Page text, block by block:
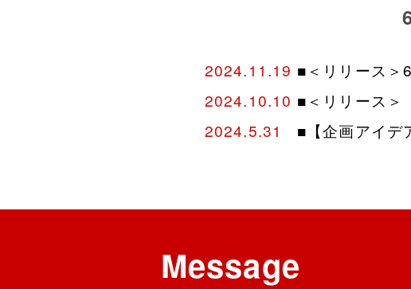
2024.11.19 ■＜リリース＞
2024.10.10 ■＜リリース＞
2024.5.31
■【企画アイデ
Message